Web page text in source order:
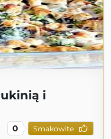
i
0 Smakowite